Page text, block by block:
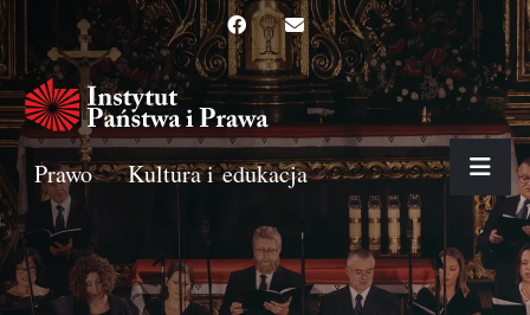
Prawo Kultura i edukacja